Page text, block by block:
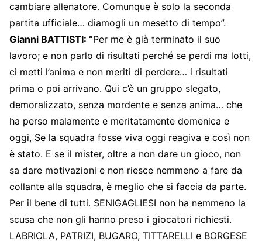
cambiare allenatore. Comunque è solo la seconda
partita ufficiale… diamogli un mesetto di tempo”.
Gianni BATTISTI: “Per me è già terminato il suo
lavoro; e non parlo di risultati perché se perdi ma lotti,
ci metti l’anima e non meriti di perdere… i risultati
prima o poi arrivano. Qui c’è un gruppo slegato,
demoralizzato, senza mordente e senza anima… che
ha perso malamente e meritatamente domenica e
oggi, Se la squadra fosse viva oggi reagiva e così non
è stato. E se il mister, oltre a non dare un gioco, non
sa dare motivazioni e non riesce nemmeno a fare da
collante alla squadra, è meglio che si faccia da parte.
Per il bene di tutti. SENIGAGLIESI non ha nemmeno la
scusa che non gli hanno preso i giocatori richiesti.
LABRIOLA, PATRIZI, BUGARO, TITTARELLI e BORGESE